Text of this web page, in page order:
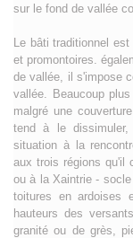
sur le fond de vallée
Le bâti traditionnel
et promontoires.
de vallée, il s'impose
vallée. Beaucoup
malgré une
tend à le
situation à la
aux trois régions qu'il
ou à la Xaintrie -
toitures en ardoises
hauteurs des
granité ou de grès,